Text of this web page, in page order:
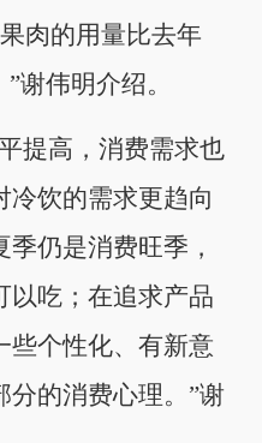
肉的用量比去年
谢伟明介绍。
高，消费需求也
冷饮的需求更趋向
仍是消费旺季，
以吃；在追求产品
些个性化、有新意
分的消费心理。”谢